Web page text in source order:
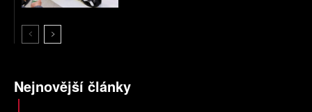
Nejnovější články